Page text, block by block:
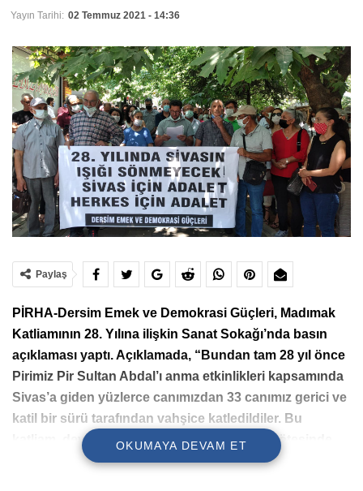
Yayın Tarihi: 02 Temmuz 2021 - 14:36
Paylaş
PİRHA-Dersim Emek ve Demokrasi Güçleri, Madımak
Katliamının 28. Yılına ilişkin Sanat Sokağı’nda basın
açıklaması yaptı. Açıklamada, “Bundan tam 28 yıl önce
Pirimiz Pir Sultan Abdal’ı anma etkinlikleri kapsamında
Sivas’a giden yüzlerce canımızdan 33 canımız gerici ve
katil bir sürü tarafından vahşice katledildiler. Bu
katliam, devlet güçlerinin göz yummaları ve ötesinde
yönlendirmeleriyle, son derece planlı ve organize bir
OKUMAYA DEVAM ET